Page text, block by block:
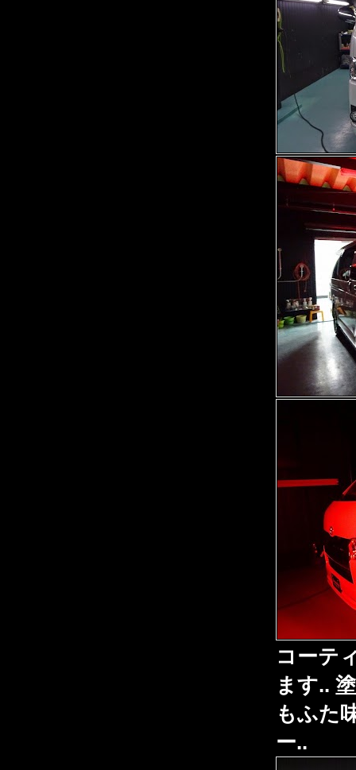
コーテ
ます..
もふた
ー..